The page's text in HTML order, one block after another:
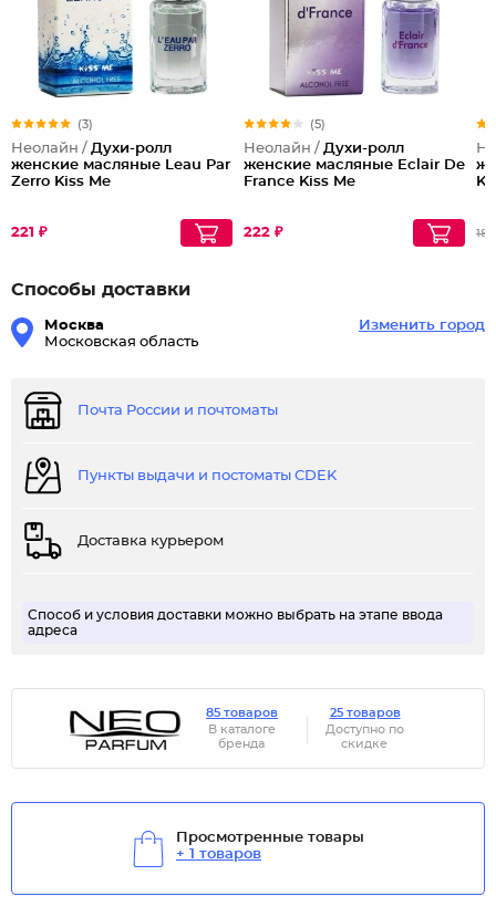
(3)
Неолайн / Духи-ролл
женские масляные Leau Par
Zerro Kiss Me
221 ₽
(5)
Неолайн / Духи-ролл
женские масляные Eclair De
France Kiss Me
222 ₽ 183
Способы доставки
Москва
Московская область
Изменить город
Почта России и почтоматы
Пункты выдачи и постоматы CDEK
Доставка курьером
Способ и условия доставки можно выбрать на этапе ввода
адреса
85 товаров
В каталоге
бренда
25 товаров
Доступно по
скидке
Просмотренные товары
+ 1 товаров